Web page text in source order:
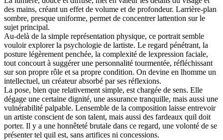
des mains, créant un effet de volume et de profondeur. Larrière-plan
sombre, presque uniforme, permet de concentrer lattention sur le
sujet principal.
Au-delà de la simple représentation physique, ce portrait semble
vouloir explorer la psychologie de lartiste. Le regard pénétrant, la
posture légèrement penchée, la complexité de lexpression faciale,
tout concourt à suggérer une personnalité tourmentée, réfléchissant
sur son propre rôle et sa propre condition. On devine en lhomme un
intellectuel, un créateur absorbé par ses réflexions.
La pose, bien que relativement simple, est chargée de sens. Elle
dégage une certaine dignité, une assurance tranquille, mais aussi une
vulnérabilité palpable. Lensemble de la composition laisse entrevoir
un artiste conscient de son talent, mais aussi des fardeaux quil doit
porter. Il y a une honnêteté brutale dans ce regard, une volonté de se
présenter tel quil est, sans artifices ni concessions.